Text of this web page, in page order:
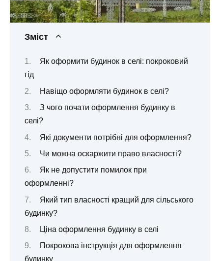
Зміст
Як оформити будинок в селі: покроковий
гід
Навіщо оформляти будинок в селі?
З чого почати оформлення будинку в
селі?
Які документи потрібні для оформлення?
Чи можна оскаржити право власності?
Як не допустити помилок при
оформленні?
Який тип власності кращий для сільського
будинку?
Ціна оформлення будинку в селі
Покрокова інструкція для оформлення
будинку